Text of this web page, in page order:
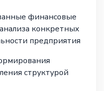
финансовые
конкретных
предприятия
структурой